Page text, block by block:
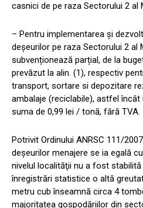
casnici de pe raza Sectorului 2 al
– Pentru implementarea și
deşeurilor pe raza Sectorului 2 al
subvenționează parțial, de la
prevăzut la alin. (1), respectiv
transport, sortare si depozitare
ambalaje (reciclabile), astfel
suma de 0,99 lei / tonă, fără TVA.
Potrivit Ordinului ANRSC 111/
deşeurilor menajere se ia egală
nivelul localităţii nu a fost
înregistrări statistice o altă
metru cub înseamnă circa 4
majoritatea gospodăriilor din